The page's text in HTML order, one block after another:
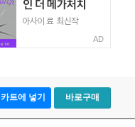
AD
카트에 넣기 바로구매